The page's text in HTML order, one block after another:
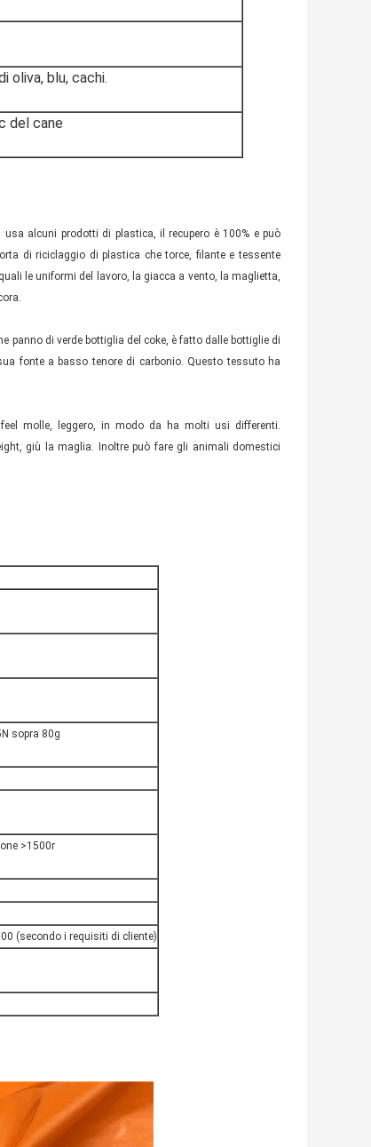
oliva, blu, cachi.
del cane
alcuni prodotti di plastica, il recupero è 100% e può
di riciclaggio di plastica che torce, filante e tessente
le uniformi del lavoro, la giacca a vento, la maglietta,
panno di verde bottiglia del coke, è fatto dalle bottiglie di
fonte a basso tenore di carbonio. Questo tessuto ha
molle, leggero, in modo da ha molti usi differenti.
giù la maglia. Inoltre può fare gli animali domestici
sopra 80g
>1500r
(secondo i requisiti di cliente)